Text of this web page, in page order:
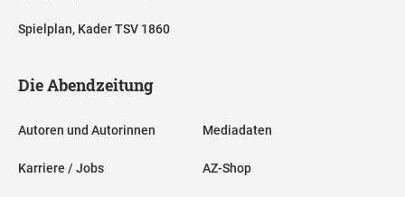
Spielplan, Kader TSV 1860
Die Abendzeitung
Autoren und Autorinnen
Karriere / Jobs
Mediadaten
AZ-Shop